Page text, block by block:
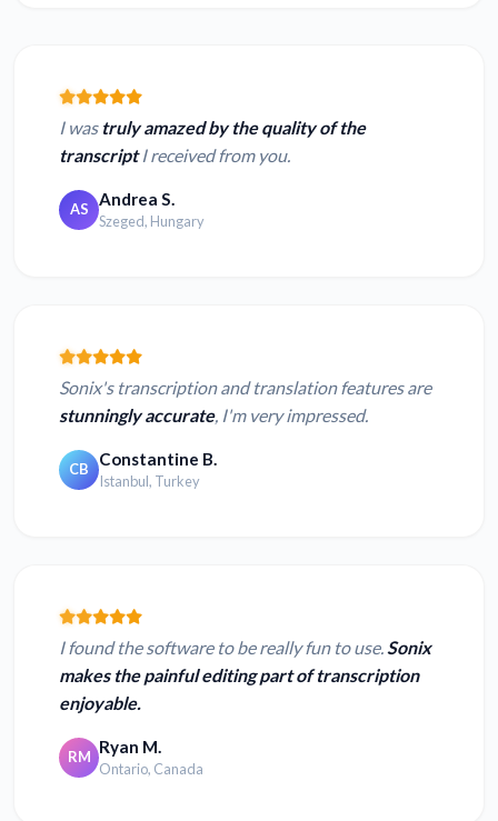
I was truly amazed by the quality of the
transcriptI received from you.
AS Andrea S.
Szeged, Hungary
Sonix's transcription and translation features are
stunningly accurate, I'm very impressed.
CB Constantine B.
Istanbul, Turkey
I found the software to be really fun to use.Sonix
makes the painful editing part of transcription
enjoyable.
RM Ryan M.
Ontario, Canada